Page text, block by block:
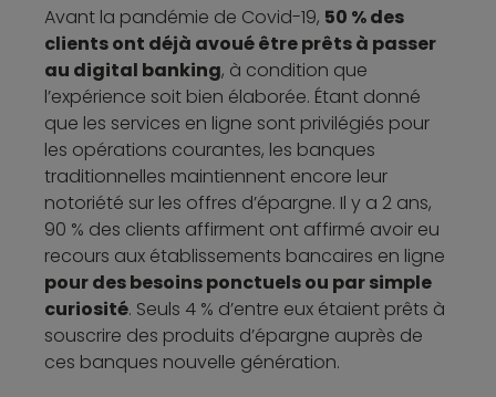
Avant la pandémie de Covid-19, 50 % des
clients ont déjà avoué être prêts à passer
au digital banking, à condition que
l’expérience soit bien élaborée. Étant donné
que les services en ligne sont privilégiés pour
les opérations courantes, les banques
traditionnelles maintiennent encore leur
notoriété sur les offres d’épargne. Il y a 2 ans,
90 % des clients affirment ont affirmé avoir eu
recours aux établissements bancaires en ligne
pour des besoins ponctuels ou par simple
curiosité. Seuls 4 % d’entre eux étaient prêts à
souscrire des produits d’épargne auprès de
ces banques nouvelle génération.